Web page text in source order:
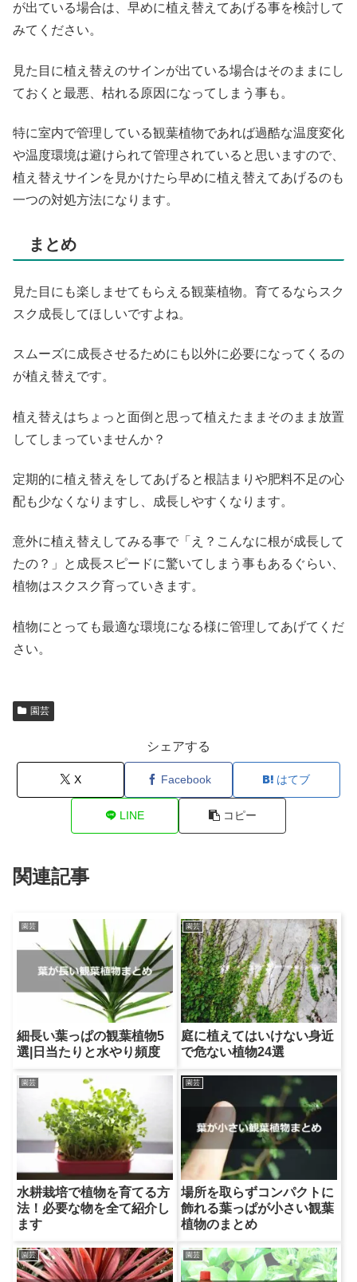
が出ている場合は、早めに植え替えてあげる事を検討して
みてください。
見た目に植え替えのサインが出ている場合はそのままにし
ておくと最悪、枯れる原因になってしまう事も。
特に室内で管理している観葉植物であれば過酷な温度変化
や温度環境は避けられて管理されていると思いますので、
植え替えサインを見かけたら早めに植え替えてあげるのも
一つの対処方法になります。
まとめ
見た目にも楽しませてもらえる観葉植物。育てるならスク
スク成長してほしいですよね。
スムーズに成長させるためにも以外に必要になってくるの
が植え替えです。
植え替えはちょっと面倒と思って植えたままそのまま放置
してしまっていませんか？
定期的に植え替えをしてあげると根詰まりや肥料不足の心
配も少なくなりますし、成長しやすくなります。
意外に植え替えしてみる事で「え？こんなに根が成長して
たの？」と成長スピードに驚いてしまう事もあるぐらい、
植物はスクスク育っていきます。
植物にとっても最適な環境になる様に管理してあげてくだ
さい。
園芸
シェアする
X Facebook はてブ
LINE コピー
関連記事
園芸
細長い葉っぱの観葉植物5
選|日当たりと水やり頻度
園芸
庭に植えてはいけない身近
で危ない植物24選
園芸
水耕栽培で植物を育てる方
法！必要な物を全て紹介し
ます
園芸
場所を取らずコンパクトに
飾れる葉っぱが小さい観葉
植物のまとめ
園芸 園芸